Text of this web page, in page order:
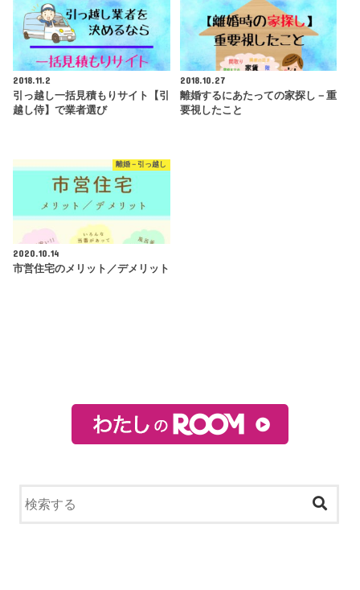
2018.11.2
引っ越し一括見積もりサイト【引
越し侍】で業者選び
2018.10.27
離婚するにあたっての家探し－重
要視したこと
離婚－引っ越し
2020.10.14
市営住宅のメリット／デメリット